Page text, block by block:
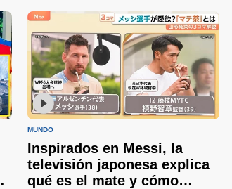
credenciales viejas
MUNDO
Inspirados en Messi, la
televisión japonesa explica
qué es el mate y cómo